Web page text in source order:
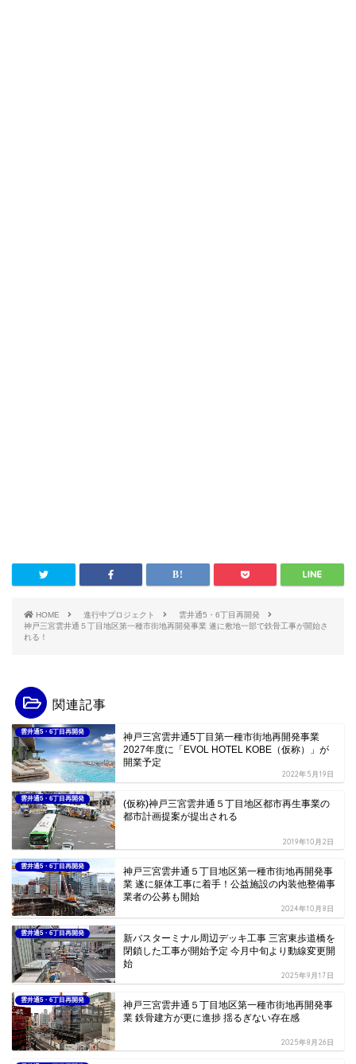
HOME 進行中プロジェクト
雲井通5・6丁目再開発
神戸三宮雲井通５丁目地区第一種市街地再開発事業 遂に敷地一部で鉄骨工事が開始さ
れる！
関連記事
雲井通5・6丁目再開発
神戸三宮雲井通5丁目第一種市街地再開発事業
2027年度に「EVOL HOTEL KOBE（仮称）」が
開業予定
2022年5月19日
雲井通5・6丁目再開発
(仮称)神戸三宮雲井通５丁目地区都市再生事業の
都市計画提案が提出される
2019年10月2日
雲井通5・6丁目再開発
神戸三宮雲井通５丁目地区第一種市街地再開発事
業 遂に躯体工事に着手！公益施設の内装他整備事
業者の公募も開始
2024年10月8日
雲井通5・6丁目再開発
新バスターミナル周辺デッキ工事 三宮東歩道橋を
閉鎖した工事が開始予定 今月中旬より動線変更開
始
2025年9月17日
雲井通5・6丁目再開発
神戸三宮雲井通５丁目地区第一種市街地再開発事
業 鉄骨建方が更に進捗 揺るぎない存在感
2025年8月26日